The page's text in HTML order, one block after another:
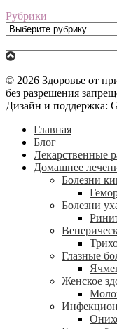
Рубрики
Рубрики
© 2026 Здоровье от
без разрешения
Дизайн и поддержка:
Главная
Блог
Лекарственные
Домашнее
Болезни
Болезни
Глазные
Женское